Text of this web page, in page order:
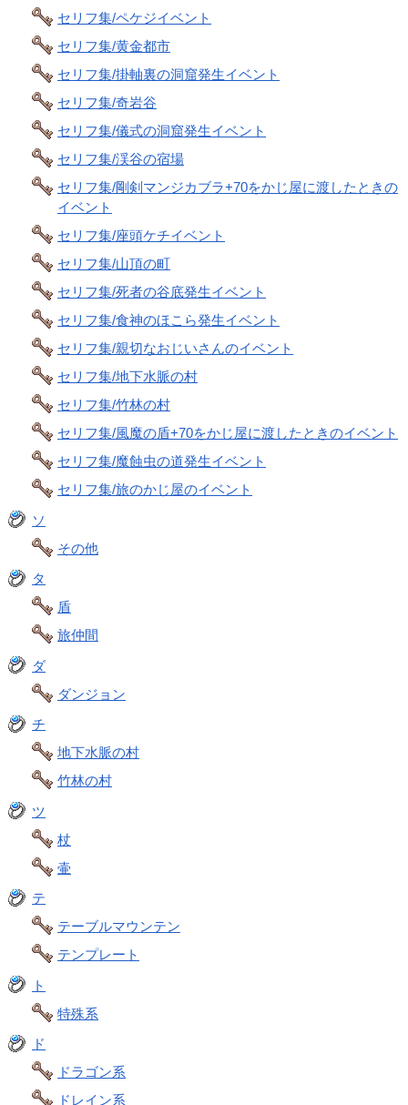
セリフ集/ペケジイベント
セリフ集/黄金都市
セリフ集/掛軸裏の洞窟発生イベント
セリフ集/奇岩谷
セリフ集/儀式の洞窟発生イベント
セリフ集/渓谷の宿場
セリフ集/剛剣マンジカブラ+70をかじ屋に渡したときの
イベント
セリフ集/座頭ケチイベント
セリフ集/山頂の町
セリフ集/死者の谷底発生イベント
セリフ集/食神のほこら発生イベント
セリフ集/親切なおじいさんのイベント
セリフ集/地下水脈の村
セリフ集/竹林の村
セリフ集/風魔の盾+70をかじ屋に渡したときのイベント
セリフ集/魔蝕虫の道発生イベント
セリフ集/旅のかじ屋のイベント
ソ
その他
タ
盾
旅仲間
ダ
ダンジョン
チ
地下水脈の村
竹林の村
ツ
杖
壷
テ
テーブルマウンテン
テンプレート
ト
特殊系
ド
ドラゴン系
ドレイン系